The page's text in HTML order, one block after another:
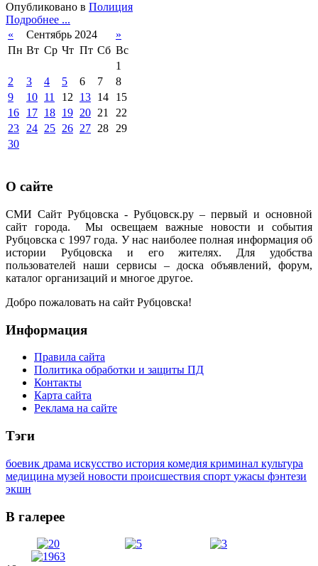
Опубликовано в Полиция
Подробнее ...
«
Сентябрь 2024
»
Пн Вт Ср Чт Пт Сб Вс
1
2
3 4 5 6 7
8
9
10 11 12 13 14
15
16
17 18 19 20 21
22
23 24 25 26 27 28 29
30
О сайте
СМИ Сайт Рубцовска - Рубцовск.ру – первый и основной
сайт города. Мы освещаем важные новости и события
Рубцовска с 1997 года. У нас наиболее полная информация об
истории Рубцовска и его жителях. Для удобства
пользователей наши сервисы – доска объявлений, форум,
каталог организаций и многое другое.
Добро пожаловать на сайт Рубцовска!
Информация
Правила сайта
Политика обработки и защиты ПД
Контакты
Карта сайта
Реклама на сайте
Тэги
боевик драма искусство история комедия криминал культура
медицина музей новости происшествия спорт ужасы фэнтези
экшн
В галерее